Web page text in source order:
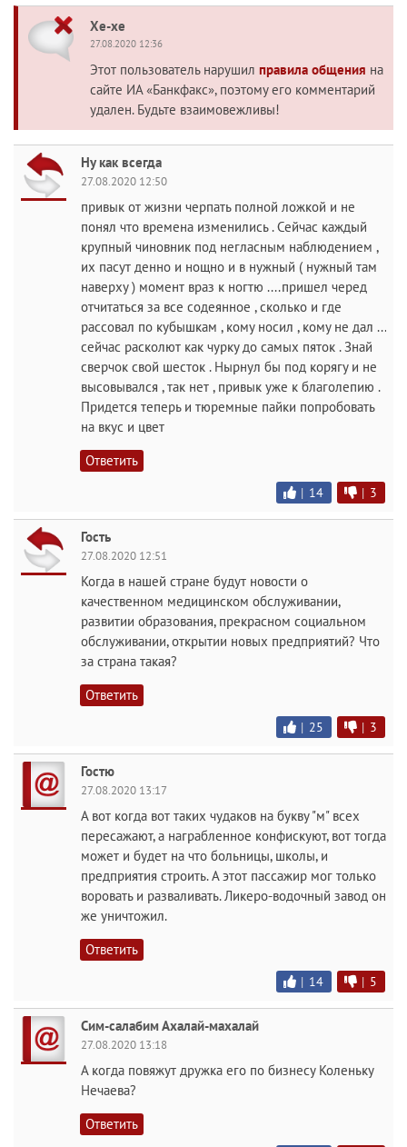
Хе-хе
27.08.2020 12:36
Этот пользователь нарушил правила общения на
сайте ИА «Банкфакс», поэтому его комментарий
удален. Будьте взаимовежливы!
Ну как всегда
27.08.2020 12:50
привык от жизни черпать полной ложкой и не
понял что времена изменились . Сейчас каждый
крупный чиновник под негласным наблюдением ,
их пасут денно и нощно и в нужный ( нужный там
наверху ) момент враз к ногтю ....пришел черед
отчитаться за все содеянное , сколько и где
рассовал по кубышкам , кому носил , кому не дал ...
сейчас расколют как чурку до самых пяток . Знай
сверчок свой шесток . Нырнул бы под корягу и не
высовывался , так нет , привык уже к благолепию .
Придется теперь и тюремные пайки попробовать
на вкус и цвет
Ответить
| 14 | 3
Гость
27.08.2020 12:51
Когда в нашей стране будут новости о
качественном медицинском обслуживании,
развитии образования, прекрасном социальном
обслуживании, открытии новых предприятий? Что
за страна такая?
Ответить
| 25 | 3
Гостю
27.08.2020 13:17
А вот когда вот таких чудаков на букву "м" всех
пересажают, а награбленное конфискуют, вот тогда
может и будет на что больницы, школы, и
предприятия строить. А этот пассажир мог только
воровать и разваливать. Ликеро-водочный завод он
же уничтожил.
Ответить
| 14 | 5
Сим-салабим Ахалай-махалай
27.08.2020 13:18
А когда повяжут дружка его по бизнесу Коленьку
Нечаева?
Ответить